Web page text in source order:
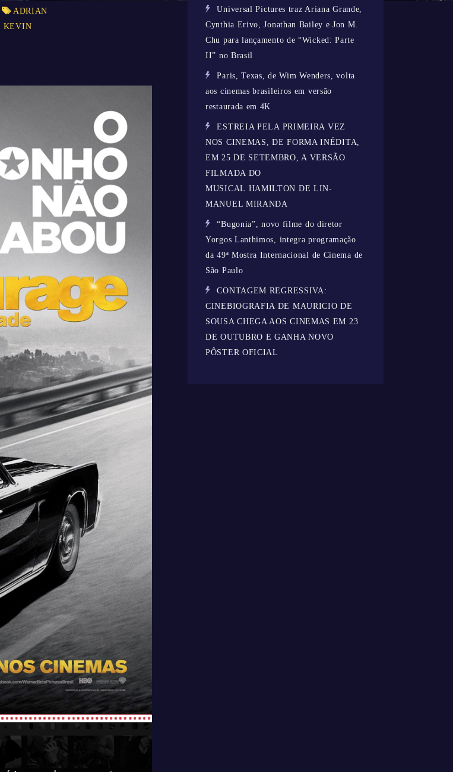
ADRIAN
KEVIN
Universal Pictures traz Ariana Grande,
Cynthia Erivo, Jonathan Bailey e Jon M.
Chu para lançamento de “Wicked: Parte
II” no Brasil
Paris, Texas, de Wim Wenders, volta
aos cinemas brasileiros em versão
restaurada em 4K
ESTREIA PELA PRIMEIRA VEZ
NOS CINEMAS, DE FORMA INÉDITA,
EM 25 DE SETEMBRO, A VERSÃO
FILMADA DO
MUSICAL HAMILTON DE LIN-
MANUEL MIRANDA
“Bugonia”, novo filme do diretor
Yorgos Lanthimos, integra programação
da 49ª Mostra Internacional de Cinema de
São Paulo
CONTAGEM REGRESSIVA:
CINEBIOGRAFIA DE MAURICIO DE
SOUSA CHEGA AOS CINEMAS EM 23
DE OUTUBRO E GANHA NOVO
PÔSTER OFICIAL